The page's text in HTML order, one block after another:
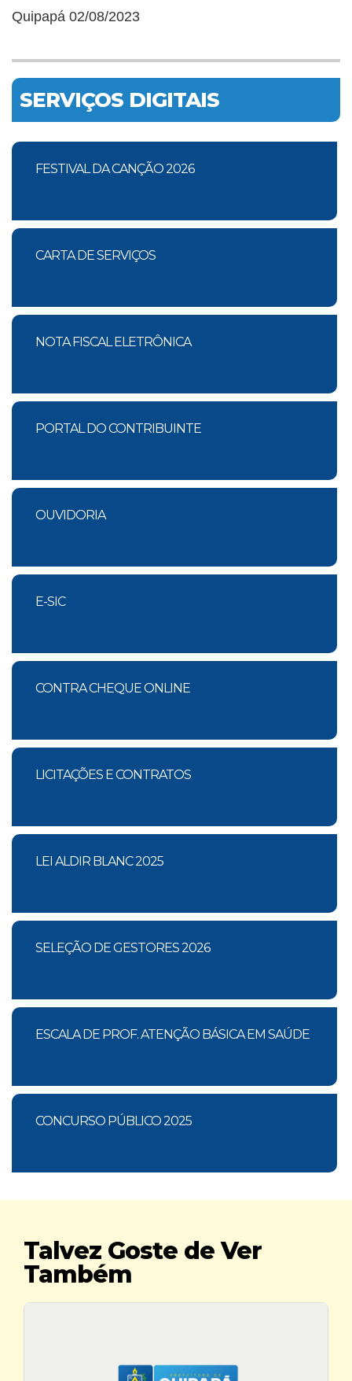
Quipapá 02/08/2023
SERVIÇOS DIGITAIS
FESTIVAL DA CANÇÃO 2026
CARTA DE SERVIÇOS
NOTA FISCAL ELETRÔNICA
PORTAL DO CONTRIBUINTE
OUVIDORIA
E-SIC
CONTRA CHEQUE ONLINE
LICITAÇÕES E CONTRATOS
LEI ALDIR BLANC 2025
SELEÇÃO DE GESTORES 2026
ESCALA DE PROF. ATENÇÃO BÁSICA EM SAÚDE
CONCURSO PÚBLICO 2025
Talvez Goste de Ver
Também